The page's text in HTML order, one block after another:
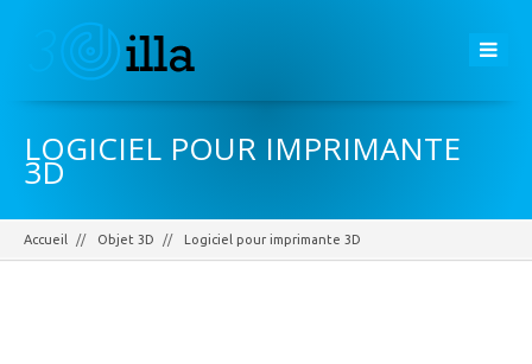
LOGICIEL POUR IMPRIMANTE
3D
Accueil Objet 3D Logiciel pour imprimante 3D